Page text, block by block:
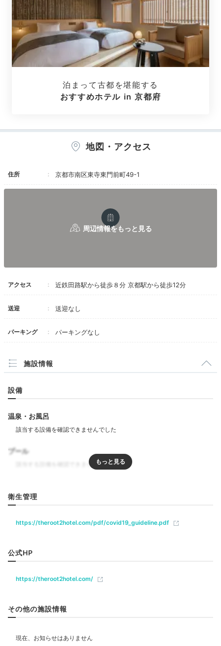
naonaonao719
全てがスイートルームという素敵なホテルでしたが、選
んだのはモノトーンで統一されたカッコいいお部屋でし
+4
Freetime
インテリアを堪能♡
ホテル内はどこを見てもおしゃれで写真映えばっちりで
に、ポーズを決めて記念写真を撮りまくりましょ♡カフ
チェックイン後は少し買い物に出掛けましたが、あまりにお部屋が
ステキなので基本的にはお部屋で過ごしました。
19:00
泊まって古都を堪能する
おすすめホテル in 京都府
地図・アクセス
住所 京都市南区東寺東門前町49-1
アクセス 近鉄田路駅から徒歩８分 京都駅から徒歩12分
送迎 送迎なし
パーキング パーキングなし
施設情報
設備
温泉・お風呂
プール
飲食
洋室 スイート インターネット利用可能
衛生管理
https://theroot2hotel.com/pdf/covid19_guideline.pdf
公式HP
https://theroot2hotel.com/
その他の施設情報